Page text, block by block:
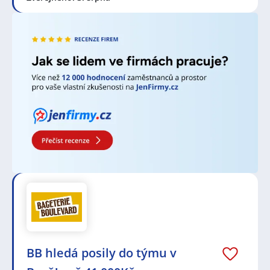
být jiný a přinášet nové výzvy. Pro některé lidi může
být také bavit možnost poznávat různé kulinářské
světu.
Číšníci pracují v restauracích, kavárnách, barech,
hotely a dalších podobných zařízeních. Jeho práce se
odehrává většinou v klientských prostorách, jako je
může být také zapojen do přípravy stolů, objednávání
zboží a dalších organizačních úkolů spojených s
provozem. Jeho pracovní doba může zahrnovat i
večery, víkendy a svátky, protože práce číšníka je
hostů.
Na pozici číšníka se obvykle nevyžaduje vysokoškolské
vzdělání. Zkušenost v oboru a dobré komunikační
dovednosti jsou důležité. Některé zaměstnavatele
a obsluhu. Získání těchto kvalifikací může zvýšit šance
na získání lepších pracovních nabídek.
BB hledá posily do týmu v